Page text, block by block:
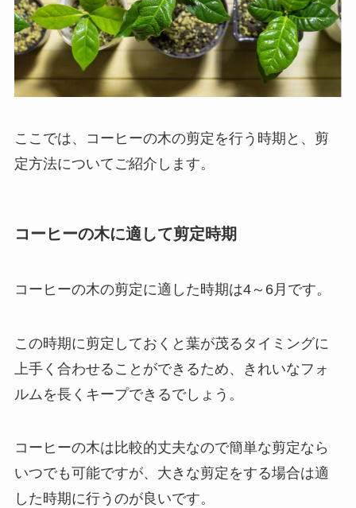
ここでは、コーヒーの木の剪定を行う時期と、剪
定方法についてご紹介します。
コーヒーの木に適して剪定時期
コーヒーの木の剪定に適した時期は4～6月です。
この時期に剪定しておくと葉が茂るタイミングに
上手く合わせることができるため、きれいなフォ
ルムを長くキープできるでしょう。
コーヒーの木は比較的丈夫なので簡単な剪定なら
いつでも可能ですが、大きな剪定をする場合は適
した時期に行うのが良いです。